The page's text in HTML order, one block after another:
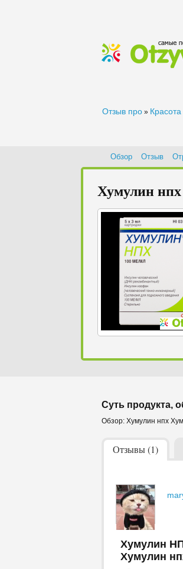
Отзыв про »
Обзор Отзыв
Хумулин
Суть продукта,
Обзор: Хумулин нпх
Отзывы (1)
Хумулин
Хумулин